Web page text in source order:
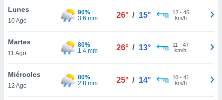
Lunes
10 Ago
90%
3.6 mm
26° / 15° 12- 45
km/h
Martes
11 Ago
80%
1.4 mm
26° / 13° 11 - 47
km/h
Miércoles
12 Ago
80%
2.8 mm
25° / 14° 10- 41
km/h